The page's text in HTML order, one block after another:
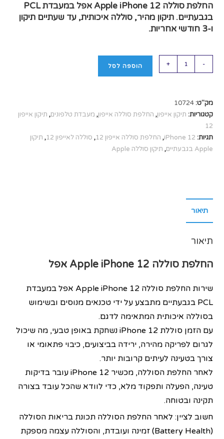
החלפת סוללה Apple iPhone 12 אפל במעבדת PCL
בגבעתיים. תיקון מהיר, סוללה איכותית, עד שעתיים תיקון
ו-3 חודשי אחריות.
-
+ הוספה לסל
מק"ט:10724
קטגוריות: תיקון אייפון, החלפת סוללה אייפון, מעבדת טלפונים, תיקון אייפון
12
תגיות: iPhone 12
, החלפת סוללה אייפון 12 , סוללה לאייפון 12 , תיקון
Apple בגבעתיים
, תיקון סוללה Apple
תיאור
תיאור
החלפת סוללה Apple iPhone 12 אפל
שירות החלפת סוללה Apple iPhone 12 אפל במעבדת
PCL בגבעתיים מתבצע על ידי טכנאים מנוסים ובשימוש
בסוללה איכותית המתאימה לדגם.
עם הזמן סוללת iPhone 12 נשחקת באופן טבעי, מה שיכול
לגרום לפריקה מהירה, ירידה בביצועים, כיבוי פתאומי או
צורך בטעינה לעיתים קרובות יותר.
לאחר החלפת הסוללה, מכשיר iPhone 12 עובר בדיקות
טעינה, הפעלה ותפקוד מלא, כדי לוודא שהכל עובד בצורה
תקינה ובטוחה.
חשוב לציין: לאחר החלפת הסוללה תכונת בריאות הסוללה
(Battery Health) זמינה ועובדת, והסוללה עצמה מספקת